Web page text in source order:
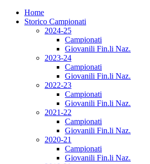
Home
Storico Campionati
2024-25
Campionati
Giovanili Fin.li Naz.
2023-24
Campionati
Giovanili Fin.li Naz.
2022-23
Campionati
Giovanili Fin.li Naz.
2021-22
Campionati
Giovanili Fin.li Naz.
2020-21
Campionati
Giovanili Fin.li Naz.